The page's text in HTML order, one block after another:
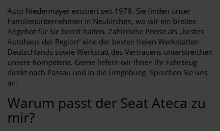
Auto Niedermayer existiert seit 1978. Sie finden unser
Familienunternehmen in Neukirchen, wo wir ein breites
Angebot für Sie bereit halten. Zahlreiche Preise als „bestes
Autohaus der Region“ eine der besten freien Werkstätten
Deutschlands sowie Werkstatt des Vertrauens unterstreichen
unsere Kompetenz. Gerne liefern wir Ihnen Ihr Fahrzeug
direkt nach Passau und in die Umgebung. Sprechen Sie uns
an.
Warum passt der Seat Ateca zu
mir?